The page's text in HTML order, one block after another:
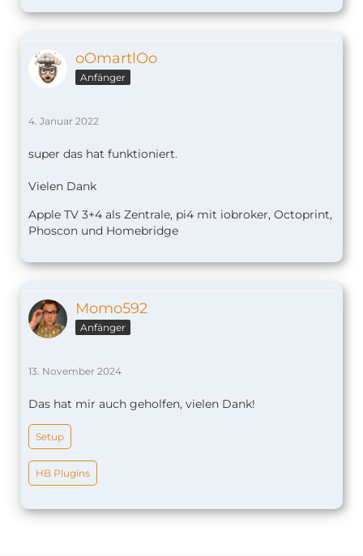
oOmartlOo
Anfänger
4. Januar 2022
super das hat funktioniert.
Vielen Dank
Apple TV 3+4 als Zentrale, pi4 mit iobroker, Octoprint,
Phoscon und Homebridge
Momo592
Anfänger
13. November 2024
Das hat mir auch geholfen, vielen Dank!
Setup
HB Plugins